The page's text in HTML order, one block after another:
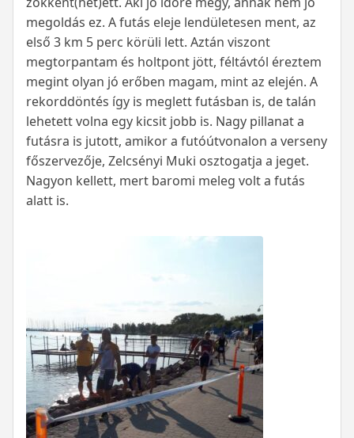
megoldás ez. A futás eleje lendületesen ment, az
első 3 km 5 perc körüli lett. Aztán viszont
megtorpantam és holtpont jött, féltávtól éreztem
megint olyan jó erőben magam, mint az elején. A
rekorddöntés így is meglett futásban is, de talán
lehetett volna egy kicsit jobb is. Nagy pillanat a
futásra is jutott, amikor a futóútvonalon a verseny
főszervezője, Zelcsényi Muki osztogatja a jeget.
Nagyon kellett, mert baromi meleg volt a futás
alatt is.